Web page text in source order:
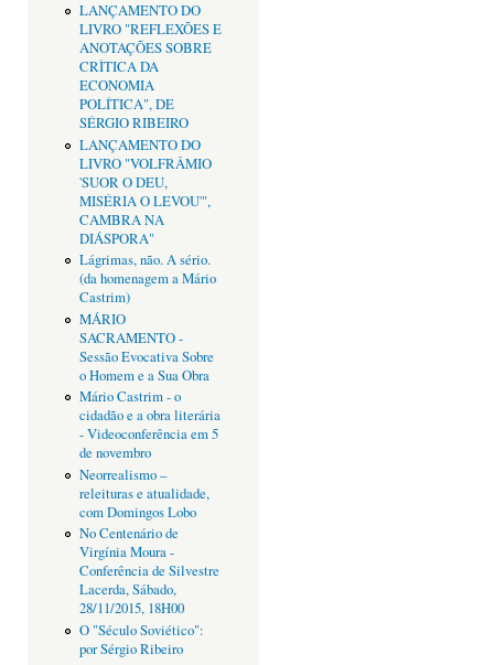
LANÇAMENTO DO
LIVRO "REFLEXÕES E
ANOTAÇÕES SOBRE
CRÌTICA DA
ECONOMIA
POLÍTICA", DE
SÉRGIO RIBEIRO
LANÇAMENTO DO
LIVRO "VOLFRÂMIO
'SUOR O DEU,
MISÉRIA O LEVOU'",
CAMBRA NA
DIÁSPORA"
Lágrimas, não. A sério.
(da homenagem a Mário
Castrim)
MÁRIO
SACRAMENTO -
Sessão Evocativa Sobre
o Homem e a Sua Obra
Mário Castrim - o
cidadão e a obra literária
- Videoconferência em 5
de novembro
Neorrealismo –
releituras e atualidade,
com Domingos Lobo
No Centenário de
Virgínia Moura -
Conferência de Silvestre
Lacerda, Sábado,
28/11/2015, 18H00
O "Século Soviético":
por Sérgio Ribeiro